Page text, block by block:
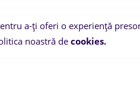
a-ți oferi o experiență
noastră de cookies.